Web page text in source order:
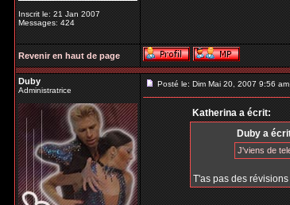
Inscrit le: 21 Jan 2007
Messages: 424
Revenir en haut de page
Duby
Administratrice
Posté le: Dim Mai 20, 2007 9:56 am
Katherina a écrit:
Duby a
J'viens de
T'as pas des